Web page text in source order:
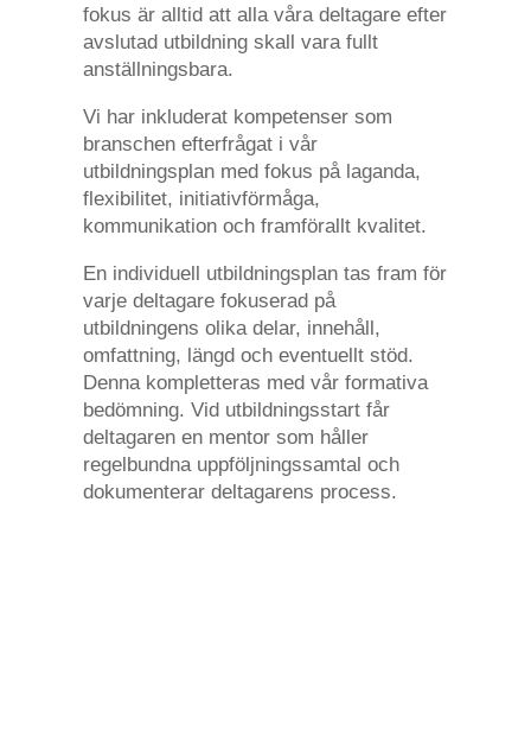
fokus är alltid att alla våra deltagare efter
avslutad utbildning skall vara fullt
anställningsbara.
Vi har inkluderat kompetenser som
branschen efterfrågat i vår
utbildningsplan med fokus på laganda,
flexibilitet, initiativförmåga,
kommunikation och framförallt kvalitet.
En individuell utbildningsplan tas fram för
varje deltagare fokuserad på
utbildningens olika delar, innehåll,
omfattning, längd och eventuellt stöd.
Denna kompletteras med vår formativa
bedömning. Vid utbildningsstart får
deltagaren en mentor som håller
regelbundna uppföljningssamtal och
dokumenterar deltagarens process.